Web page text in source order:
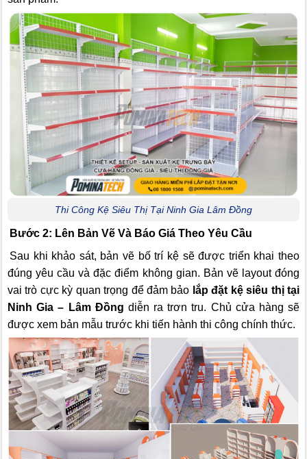
Thi Công Kệ Siêu Thị Tại Ninh Gia Lâm Đồng
Bước 2: Lên Bản Vẽ Và Báo Giá Theo Yêu Cầu
Sau khi khảo sát, bản vẽ bố trí kệ sẽ được triển khai theo
đúng yêu cầu và đặc điểm không gian. Bản vẽ layout đóng
vai trò cực kỳ quan trọng để đảm bảo lắp đặt kệ siêu thị tại
Ninh Gia – Lâm Đồng diễn ra trơn tru. Chủ cửa hàng sẽ
được xem bản mẫu trước khi tiến hành thi công chính thức.